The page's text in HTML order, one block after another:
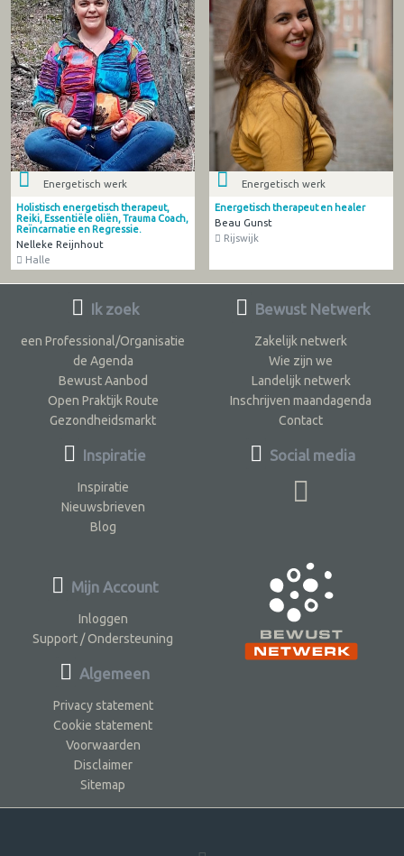
Energetisch werk
Holistisch energetisch therapeut,
Reiki, Essentiële oliën, Trauma Coach,
Reïncarnatie en Regressie.
Nelleke Reijnhout
Halle
Energetisch werk
Energetisch therapeut en healer
Beau Gunst
Rijswijk
Ik zoek
een Professional/Organisatie
de Agenda
Bewust Aanbod
Open Praktijk Route
Gezondheidsmarkt
Inspiratie
Inspiratie
Nieuwsbrieven
Blog
Bewust Netwerk
Zakelijk netwerk
Wie zijn we
Landelijk netwerk
Inschrijven maandagenda
Contact
Social media
Mijn Account
Inloggen
Support / Ondersteuning
Algemeen
Privacy statement
Cookie statement
Voorwaarden
Disclaimer
Sitemap